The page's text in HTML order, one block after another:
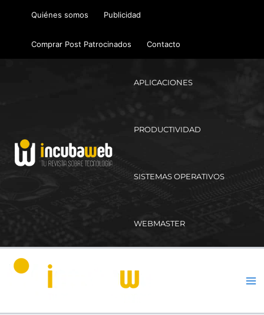
Quiénes somos Publicidad
Comprar Post Patrocinados Contacto
APLICACIONES
PRODUCTIVIDAD
SISTEMAS OPERATIVOS
WEBMASTER